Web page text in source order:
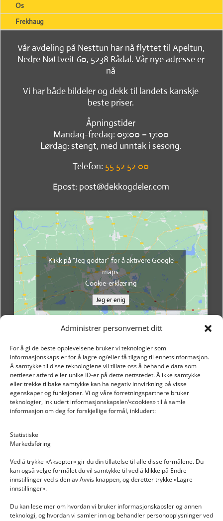
Administrer personvernet ditt
For å gi de beste opplevelsene bruker vi teknologier som
informasjonskapsler for å lagre og/eller få tilgang til enhetsinformasjon.
Å samtykke til disse teknologiene vil tillate oss å behandle data som
nettleser atferd eller unike ID-er på dette nettstedet. Å ikke samtykke
eller trekke tilbake samtykke kan ha negativ innvirkning på visse
egenskaper og funksjoner. Vi og våre forretningspartnere bruker
teknologier, inkludert informasjonskapsler/«cookies» til å samle
informasjon om deg for forskjellige formål, inkludert:
Statistiske
Markedsføring
Ved å trykke «Aksepter» gir du din tillatelse til alle disse formålene. Du
kan også velge formålet du vil samtykke til ved å klikke på Endre
innstillinger ved siden av Avvis knappen, og deretter trykke «Lagre
innstillinger».
Du kan lese mer om hvordan vi bruker informasjonskapsler og annen
teknologi, og hvordan vi samler inn og behandler personopplysninger ved
Os
Frekhaug
Vår avdeling på Nesttun har nå flyttet til Apeltun,
Nedre Nøttveit 60, 5238 Rådal. Vår nye adresse er
nå
Vi har både bildeler og dekk til landets kanskje
beste priser.
Åpningstider
Mandag-fredag: 09:00 – 17:00
Lørdag: stengt, med unntak i sesong.
Telefon: 55 52 52 00
Epost: post@dekkogdeler.com
Klikk på "Jeg godtar" for å aktivere Google
maps
Cookie-erklæring
Jeg er enig
INFORMASJON